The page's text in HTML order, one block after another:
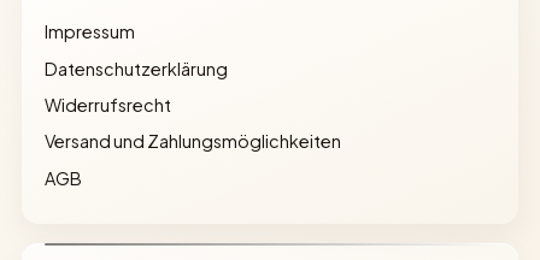
Impressum
Datenschutzerklärung
Widerrufsrecht
Versand und Zahlungsmöglichkeiten
AGB